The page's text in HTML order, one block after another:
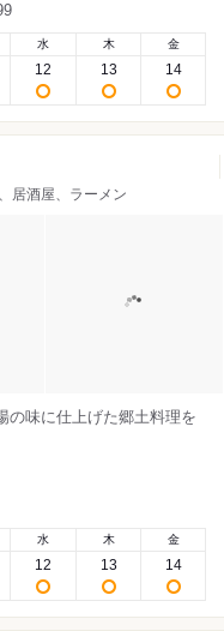
水
12
木
13
金
14
居酒屋、ラーメン
の味に仕上げた郷土料理を
水
12
木
13
金
14